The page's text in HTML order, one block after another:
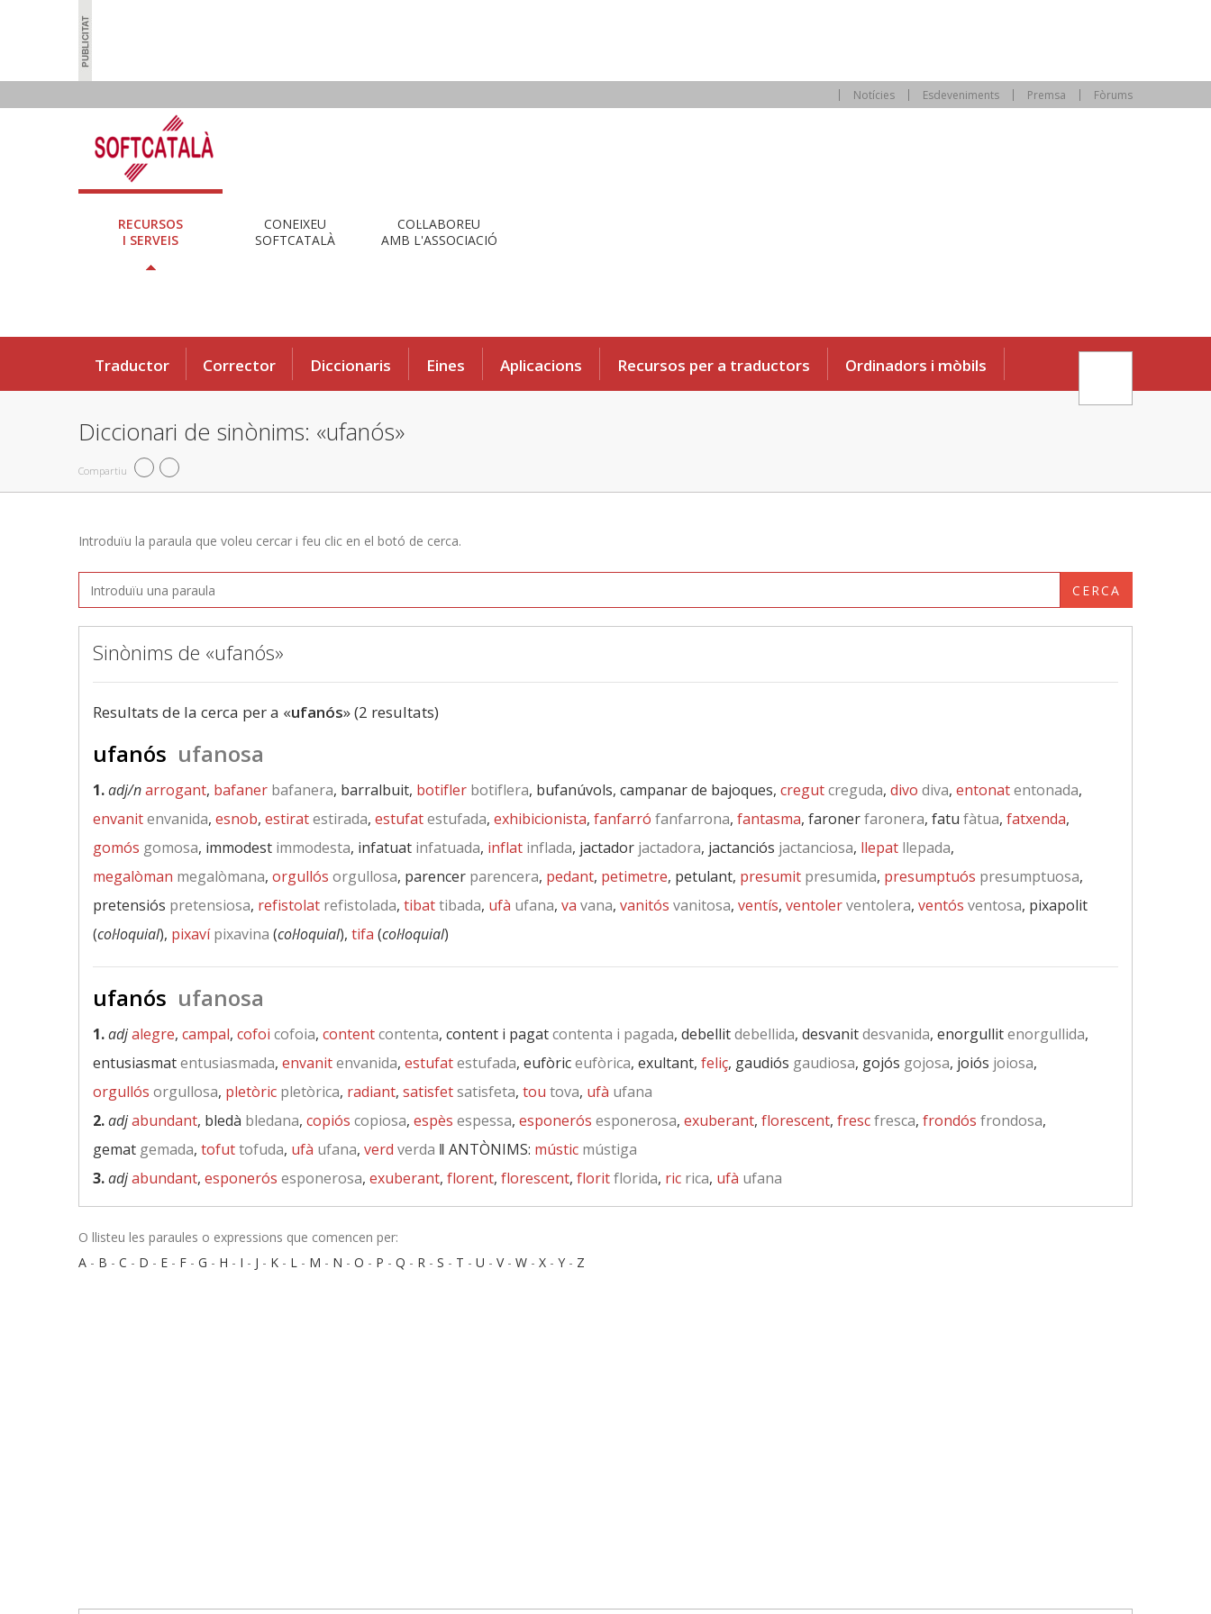
Notícies Esdeveniments Premsa Fòrums
RECURSOS
I SERVEIS
CONEIXEU
SOFTCATALÀ
COL·LABOREU
AMB L'ASSOCIACIÓ
Traductor Corrector Diccionaris Eines Aplicacions Recursos per a traductors Ordinadors i mòbils
Diccionari de sinònims: «ufanós»
Compartiu
Introduïu la paraula que voleu cercar i feu clic en el botó de cerca.
CERCA
Sinònims de «ufanós»
Resultats de la cerca per a «ufanós» (2 resultats)
ufanós ufanosa
1.adj/narrogant, bafaner bafanera, barralbuit, botifler botiflera, bufanúvols, campanar de bajoques, cregutcreguda, divo diva, entonatentonada,
envanitenvanida, esnob, estiratestirada, estufatestufada, exhibicionista, fanfarró fanfarrona, fantasma, faronerfaronera, fatu fàtua, fatxenda,
gomós gomosa, immodest immodesta, infatuat infatuada, inflat inflada, jactador jactadora, jactanciós jactanciosa, llepat llepada,
megalòman megalòmana, orgullós orgullosa, parencer parencera, pedant, petimetre, petulant, presumit presumida, presumptuós presumptuosa,
pretensiós pretensiosa, refistolat refistolada, tibattibada, ufà ufana, va vana, vanitós vanitosa, ventís, ventolerventolera, ventós ventosa, pixapolit
(col·loquial), pixavípixavina (col·loquial), tifa (col·loquial)
ufanós ufanosa
1.adjalegre, campal, cofoi cofoia, contentcontenta, content i pagatcontenta i pagada, debellitdebellida, desvanitdesvanida, enorgullitenorgullida,
entusiasmatentusiasmada, envanitenvanida, estufatestufada, eufòriceufòrica, exultant, feliç, gaudiós gaudiosa, gojós gojosa, joiós joiosa,
orgullós orgullosa, pletòric pletòrica, radiant, satisfetsatisfeta, tou tova, ufà ufana
2.adjabundant, bledà bledana, copiós copiosa, espès espessa, esponerós esponerosa, exuberant, florescent, frescfresca, frondós frondosa,
gemat gemada, tofuttofuda, ufà ufana, verd verda ‖ ANTÒNIMS: mústic mústiga
3.adjabundant, esponerós esponerosa, exuberant, florent, florescent, floritflorida, ric rica, ufà ufana
O llisteu les paraules o expressions que comencen per:
A - B - C - D - E - F - G - H - I - J - K - L - M - N - O - P - Q - R - S - T - U - V- W - X - Y - Z